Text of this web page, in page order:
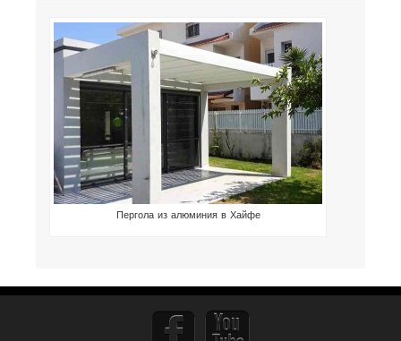
Пергола из алюминия в Хайфе